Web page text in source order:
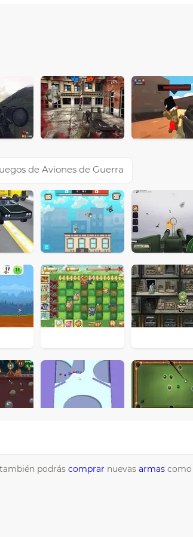
de Aviones de Guerra
podrás comprar nuevas armas como